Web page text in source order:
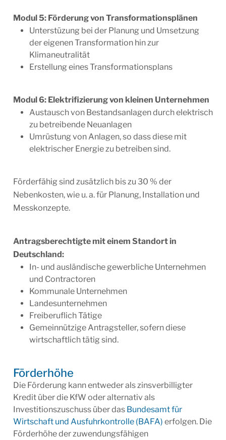
Modul 5: Förderung von Transformationsplänen
Unterstüzung bei der Planung und Umsetzung
der eigenen Transformation hin zur
Klimaneutralität
Erstellung eines Transformationsplans
Modul 6: Elektrifizierung von kleinen Unternehmen
Austausch von Bestandsanlagen durch elektrisch
zu betreibende Neuanlagen
Umrüstung von Anlagen, so dass diese mit
elektrischer Energie zu betreiben sind.
Förderfähig sind zusätzlich bis zu 30 % der
Nebenkosten, wie u. a. für Planung, Installation und
Messkonzepte.
Antragsberechtigte mit einem Standort in
Deutschland:
In- und ausländische gewerbliche Unternehmen
und Contractoren
Kommunale Unternehmen
Landesunternehmen
Freiberuflich Tätige
Gemeinnützige Antragsteller, sofern diese
wirtschaftlich tätig sind.
Förderhöhe
Die Förderung kann entweder als zinsverbilligter
Kredit über die KfW oder alternativ als
Investitionszuschuss über das Bundesamt für
Wirtschaft und Ausfuhrkontrolle (BAFA) erfolgen. Die
Förderhöhe der zuwendungsfähigen